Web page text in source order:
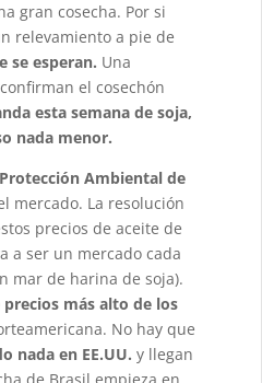
gran cosecha. Por si
relevamiento a pie de
se esperan. Una
el cosechón
esta semana de soja,
nada menor.
Ambiental de
mercado. La resolución
precios de aceite de
a ser un mercado cada
mar de harina de soja).
más alto de los
No hay que
nada en EE.UU. y llegan